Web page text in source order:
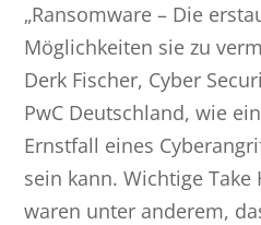
„Ransomware – Die
Möglichkeiten sie zu
Derk Fischer, Cyber
PwC Deutschland, wie
Ernstfall eines
sein kann. Wichtige Take
waren unter anderem,